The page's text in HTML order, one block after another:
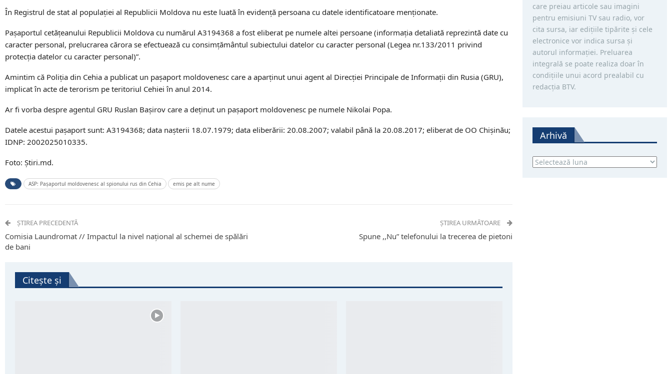
În Registrul de stat al populației al Republicii Moldova nu este luată în evidență persoana cu datele identificatoare menționate.
Paşaportul cetăţeanului Republicii Moldova cu numărul A3194368 a fost eliberat pe numele altei persoane (informația detaliată reprezintă date cu
caracter personal, prelucrarea cărora se efectuează cu consimțământul subiectului datelor cu caracter personal (Legea nr.133/2011 privind
protecția datelor cu caracter personal)”.
Amintim că Poliția din Cehia a publicat un pașaport moldovenesc care a aparținut unui agent al Direcției Principale de Informații din Rusia (GRU),
implicat în acte de terorism pe teritoriul Cehiei în anul 2014.
Ar fi vorba despre agentul GRU Ruslan Bașirov care a deținut un pașaport moldovenesc pe numele Nikolai Popa.
Datele acestui pașaport sunt: A3194368; data nașterii 18.07.1979; data eliberării: 20.08.2007; valabil până la 20.08.2017; eliberat de OO Chișinău;
IDNP: 2002025010335.
Foto: Știri.md.
ASP: Pașaportul moldovenesc al spionului rus din Cehia emis pe alt nume
ȘTIREA PRECEDENTĂ
Comisia Laundromat // Impactul la nivel național al schemei de spălări
de bani
ȘTIREA URMĂTOARE
Spune ,,Nu” telefonului la trecerea de pietoni
Citește și
care preiau articole sau imagini
pentru emisiuni TV sau radio, vor
cita sursa, iar ediţiile tipărite și cele
electronice vor indica sursa şi
autorul informaţiei. Preluarea
integrală se poate realiza doar în
condiţiile unui acord prealabil cu
redacţia BTV.
Arhivă
Arhivă